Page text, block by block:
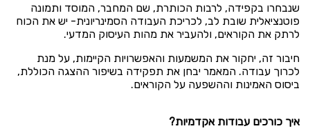
שנבחרו בקפידה, לרבות הכותרת, שם המחבר, המוסד ותמונה
פוטנציאלית שובת לב, לכריכת העבודה הסמינריונית- יש את הכוח
לרתק את הקוראים, ולהעביר את מהות העיסוק המדעי.
חיבור זה, יחקור את המשמעות והאפשרויות הקיימות, על מנת
לכרוך עבודה. המאמר יבחן את תפקידה בשיפור ההצגה הכוללת,
ביסוס האמינות וההשפעה על הקוראים.
איך כורכים עבודות אקדמיות?